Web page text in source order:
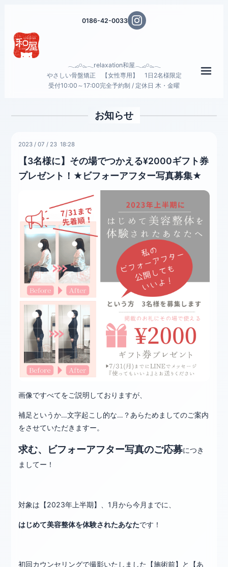
0186-42-0033
𓂃𓈒𓂂𓏸𓂂𓈒𓂃relaxation和屋𓂃𓈒𓂂𓏸𓂂𓈒𓂃
やさしい骨盤矯正 【女性専用】 1日2名様限定
受付10:00～17:00完全予約制 / 定休日 木・金曜
お知らせ
2023 /07 / 23 18:28
【3名様に】その場でつかえる¥2000ギフト券
プレゼント！★ビフォーアフター写真募集★
画像ですべてをご説明しておりますが、
補足というか…文字起こし的な…？あらためましてのご案内
をさせていただきますー。
求む、ビフォーアフター写真のご応募につき
ましてー！
対象は【2023年上半期】、1月から今月までに、
はじめて美容整体を体験されたあなたです！
初回カウンセリングで撮影いたしました【施術前】と【あ